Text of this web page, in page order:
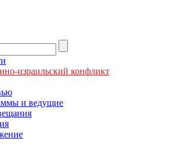
израильский конфликт
и ведущие